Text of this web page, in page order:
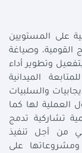
على المستويين
القومية، وصياغة
وتطوير أداء
الميدانية
والسلبيات
العملية لها كما
تشاركية تدمج
من أجل تنفيذ
ومشروعاتها على